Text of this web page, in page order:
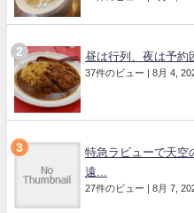
昼は行列、夜は予約
37件のビュー | 8月 4,
特急ラビューで天空
遠...
27件のビュー | 8月 7,